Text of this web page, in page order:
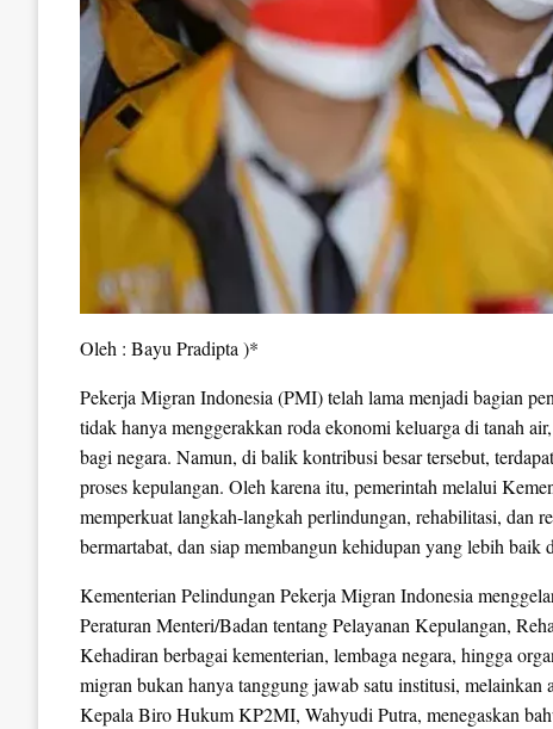
Oleh : Bayu Pradipta )*
Pekerja Migran Indonesia (PMI) telah lama menjadi bagian
tidak hanya menggerakkan roda ekonomi keluarga di tanah
bagi negara. Namun, di balik kontribusi besar tersebut,
proses kepulangan. Oleh karena itu, pemerintah melalui
memperkuat langkah-langkah perlindungan, rehabilitasi, dan
bermartabat, dan siap membangun kehidupan yang lebih baik
Kementerian Pelindungan Pekerja Migran Indonesia
Peraturan Menteri/Badan tentang Pelayanan Kepulangan,
Kehadiran berbagai kementerian, lembaga negara, hingga
migran bukan hanya tanggung jawab satu institusi,
Kepala Biro Hukum KP2MI, Wahyudi Putra, menegaskan